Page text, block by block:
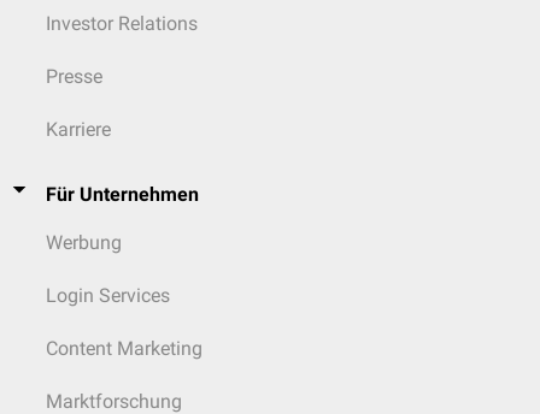
Investor Relations
Presse
Karriere
Für Unternehmen
Werbung
Login Services
Content Marketing
Marktforschung